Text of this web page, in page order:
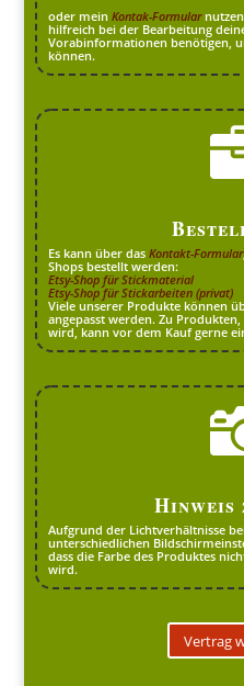
oder meinKontak-Formular
hilfreich bei der Bearbeitung
Vorabinformationen benötigen,
können.
Es kann über dasKontakt-Formular
Shops bestellt werden:
Etsy-Shop für Stickmaterial
Etsy-Shop für Stickarbeiten (privat)
Viele unserer Produkte können
angepasst werden. Zu
wird, kann vor dem Kauf gerne
Hinweis
Aufgrund der Lichtverhältnisse
unterschiedlichen
dass die Farbe des Produktes
wird.
Vertrag